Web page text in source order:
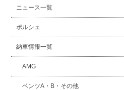
ニュース一覧
ポルシェ
納車情報一覧
AMG
ベンツA・B・その他